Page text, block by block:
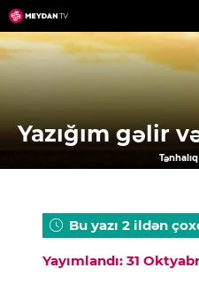
Skip
to
content
Yazığım gəlir
Bu yazı 2 ildən
Yayımlandı: 31